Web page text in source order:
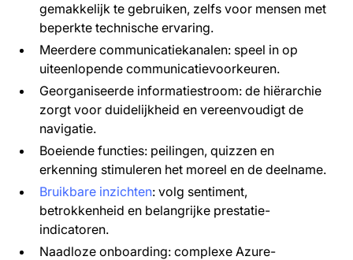
gemakkelijk te gebruiken, zelfs voor mensen met
beperkte technische ervaring.
Meerdere communicatiekanalen: speel in op
uiteenlopende communicatievoorkeuren.
Georganiseerde informatiestroom: de hiërarchie
zorgt voor duidelijkheid en vereenvoudigt de
navigatie.
Boeiende functies: peilingen, quizzen en
erkenning stimuleren het moreel en de deelname.
Bruikbare inzichten: volg sentiment,
betrokkenheid en belangrijke prestatie-
indicatoren.
Naadloze onboarding: complexe Azure-